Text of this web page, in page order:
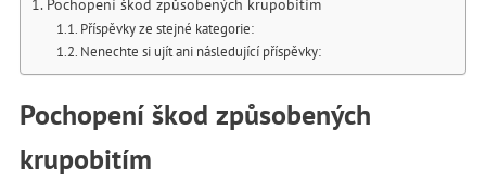
Příspěvky ze stejné kategorie:
Nenechte si ujít ani následující příspěvky:
Pochopení škod způsobených
krupobitím